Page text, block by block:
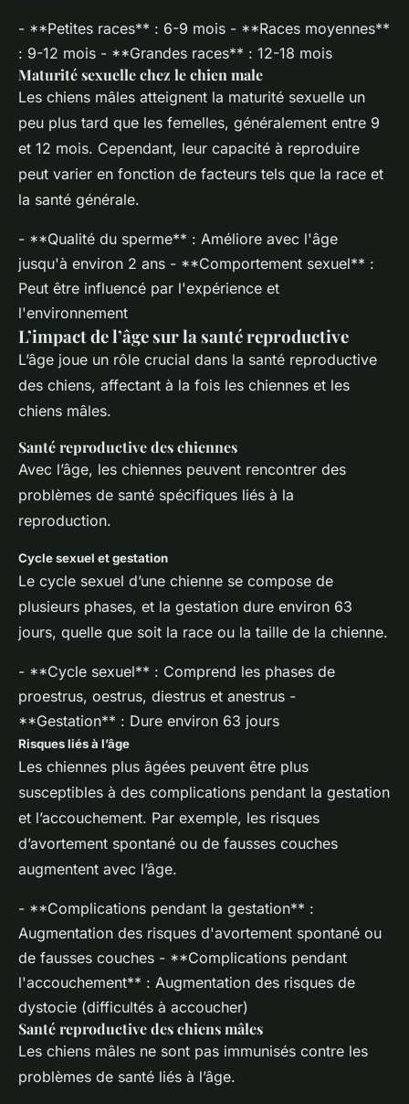
- **Petites races** : 6-9 mois - **Races moyennes**
: 9-12 mois - **Grandes races** : 12-18 mois
Maturité sexuelle chez le chien male
Les chiens mâles atteignent la maturité sexuelle un
peu plus tard que les femelles, généralement entre 9
et 12 mois. Cependant, leur capacité à reproduire
peut varier en fonction de facteurs tels que la race et
la santé générale.
- **Qualité du sperme** : Améliore avec l'âge
jusqu'à environ 2 ans - **Comportement sexuel** :
Peut être influencé par l'expérience et
l'environnement
L’impact de l’âge sur la santé reproductive
L’âge joue un rôle crucial dans la santé reproductive
des chiens, affectant à la fois les chiennes et les
chiens mâles.
Santé reproductive des chiennes
Avec l’âge, les chiennes peuvent rencontrer des
problèmes de santé spécifiques liés à la
reproduction.
Cycle sexuel et gestation
Le cycle sexuel d’une chienne se compose de
plusieurs phases, et la gestation dure environ 63
jours, quelle que soit la race ou la taille de la chienne.
- **Cycle sexuel** : Comprend les phases de
proestrus, oestrus, diestrus et anestrus -
**Gestation** : Dure environ 63 jours
Risques liés à l’âge
Les chiennes plus âgées peuvent être plus
susceptibles à des complications pendant la gestation
et l’accouchement. Par exemple, les risques
d’avortement spontané ou de fausses couches
augmentent avec l’âge.
- **Complications pendant la gestation** :
Augmentation des risques d'avortement spontané ou
de fausses couches - **Complications pendant
l'accouchement** : Augmentation des risques de
dystocie (difficultés à accoucher)
Santé reproductive des chiens mâles
Les chiens mâles ne sont pas immunisés contre les
problèmes de santé liés à l’âge.